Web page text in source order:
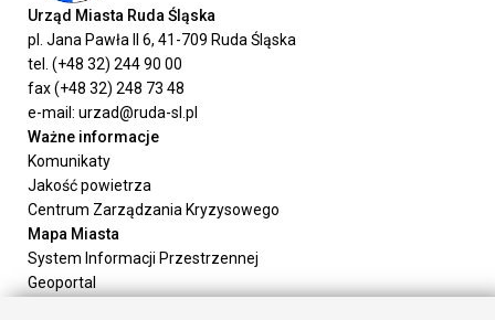
Urząd Miasta Ruda Śląska
pl. Jana Pawła II 6, 41-709 Ruda Śląska
tel. (+48 32) 244 90 00
fax (+48 32) 248 73 48
e-mail: urzad@ruda-sl.pl
Ważne informacje
Komunikaty
Jakość powietrza
Centrum Zarządzania Kryzysowego
Mapa Miasta
System Informacji Przestrzennej
Geoportal